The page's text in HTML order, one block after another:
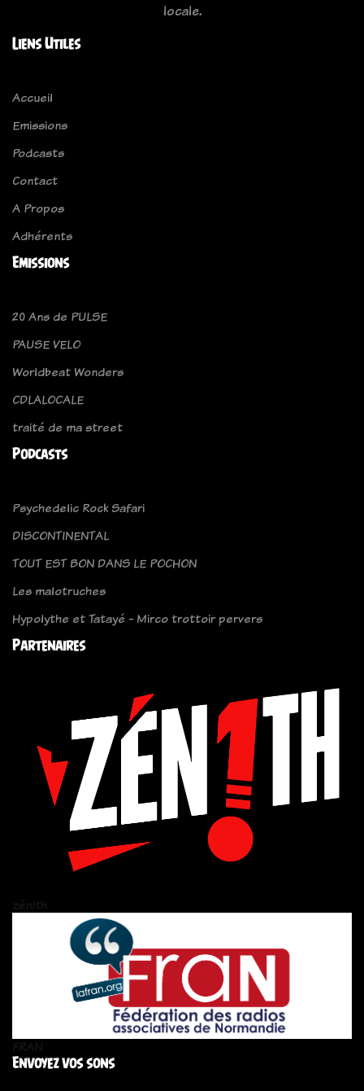
locale.
Liens Utiles
Accueil
Emissions
Podcasts
Contact
A Propos
Adhérents
Emissions
20 Ans de PULSE
PAUSE VELO
Worldbeat Wonders
CDLALOCALE
traité de ma street
Podcasts
Psychedelic Rock Safari
DISCONTINENTAL
TOUT EST BON DANS LE POCHON
Les malotruches
Hypolythe et Tatayé - Mirco trottoir pervers
Partenaires
Envoyez vos sons